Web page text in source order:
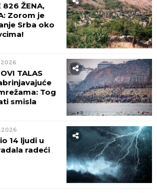
826 ŽENA,
Zorom je
Srba oko
TALAS
Tog
smisla
14 ljudi u
radeći